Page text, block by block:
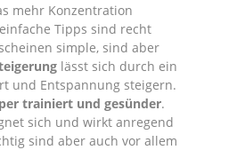
mehr Konzentration
Tipps sind recht
simple, sind aber
lässt sich durch ein
und Entspannung steigern.
trainiert und gesünder.
sich und wirkt anregend
sind aber auch vor allem